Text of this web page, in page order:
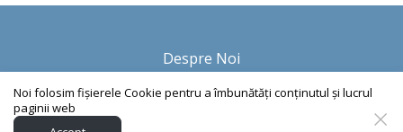
Despre Noi
Noi folosim fișierele Cookie pentru a îmbunătăți conținutul și lucrul
paginii web